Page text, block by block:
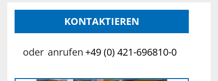
KONTAKTIEREN
oder anrufen +49 (0) 421-696810-0